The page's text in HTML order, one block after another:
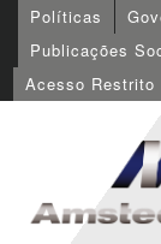
Políticas
Publicações
Acesso Restrito